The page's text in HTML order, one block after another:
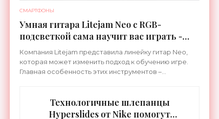
СМАРТФОНЫ
Умная гитара Litejam Neo с RGB-
подсветкой сама научит вас играть -
«Гаджеты»
Компания Litejam представила линейку гитар Neo,
которая может изменить подход к обучению игре.
Главная особенность этих инструментов –
Технологичные шлепанцы
Hyperslides от Nike помогут